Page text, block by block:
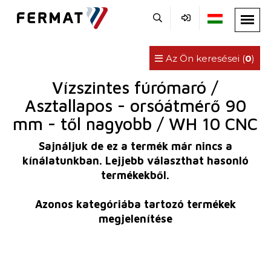
Az Ön keresései (0)
Vízszintes fúrómaró /
Asztallapos - orsóátmérő 90
mm - től nagyobb / WH 10 CNC
Sajnáljuk de ez a termék már nincs a
kínálatunkban. Lejjebb választhat hasonló
termékekből.
Azonos kategóriába tartozó termékek
megjelenítése